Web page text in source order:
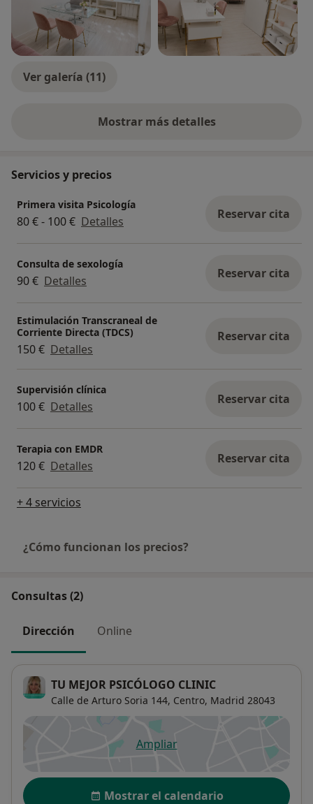
Ver galería (11)
Mostrar más detalles
sobre la experiencia
Servicios y precios
Primera visita Psicología
80 € - 100 € Detalles Reservar cita
Consulta de sexología
90 € Detalles Reservar cita
Estimulación Transcraneal de
Corriente Directa (TDCS)
150 € Detalles
Reservar cita
Supervisión clínica
100 € Detalles Reservar cita
Terapia con EMDR
120 € Detalles Reservar cita
+ 4 servicios
¿Cómo funcionan los precios?
Consultas (2)
Dirección Online
TU MEJOR PSICÓLOGO CLINIC
Calle de Arturo Soria 144, Centro, Madrid 28043
Ampliarse abre en una nueva
Disponibilidad
Mostrar el calendario